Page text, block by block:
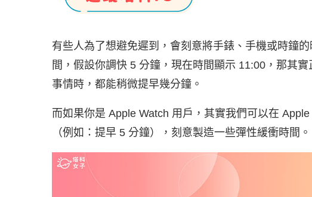
有些人為了想避免遲到，會刻意將手錶、手機或時鐘
間，假設你調快 5 分鐘，現在時間顯示 11:00，那其
事情時，都能稍微提早幾分鐘。
而如果你是 Apple Watch 用戶，其實我們可以在
（例如：提早 5 分鐘），刻意製造一些彈性緩衝時間。